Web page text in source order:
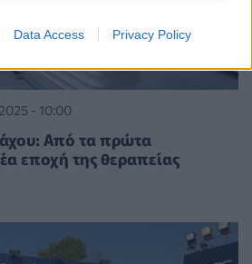
Data Access Privacy Policy
- 10:00
Από τα πρώτα
εποχή της θεραπείας